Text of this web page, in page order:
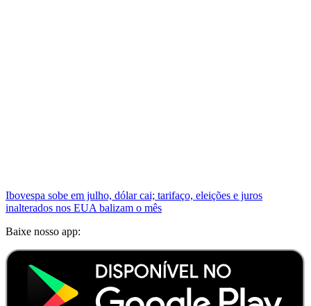
Ibovespa sobe em julho, dólar cai; tarifaço, eleições e juros
inalterados nos EUA balizam o mês
Baixe nosso app: